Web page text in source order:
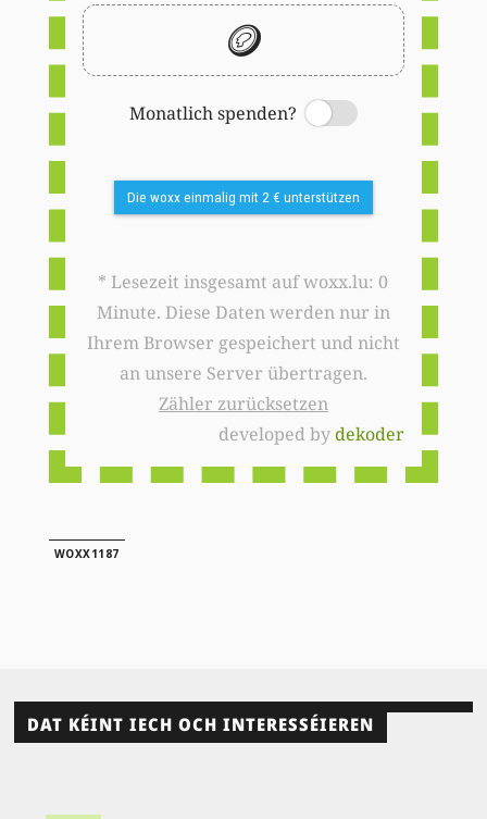
🪙
Monatlich spenden?
Switch
Die woxx einmalig mit 2 € unterstützen
* Lesezeit insgesamt auf woxx.lu: 0
Minute. Diese Daten werden nur in
Ihrem Browser gespeichert und nicht
an unsere Server übertragen.
Zähler zurücksetzen
developed bydekoder
WOXX1187
DAT KÉINT IECH OCH INTERESSÉIEREN